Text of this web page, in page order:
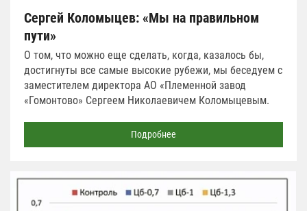
Сергей Коломыцев: «Мы на правильном
пути»
О том, что можно еще сделать, когда, казалось бы,
достигнуты все самые высокие рубежи, мы беседуем с
заместителем директора АО «Племенной завод
«Гомонтово» Сергеем Николаевичем Коломыцевым.
Подробнее